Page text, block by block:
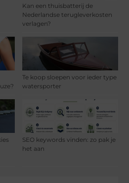
Kan een thuisbatterij de
Nederlandse terugleverkosten
verlagen?
Te koop sloepen voor ieder type
watersporter
SEO keywords vinden: zo pak je
het aan